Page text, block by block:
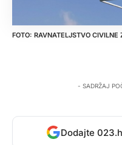
RAVNATELJSTVO CIVILNE
- SADRŽAJ
Dodajte